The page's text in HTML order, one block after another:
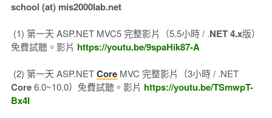
school (at) mis2000lab.net
(1) 第一天 ASP.NET MVC5 完整影片（5.5小時 / .NET 4.x版）
免費試聽。影片 https://youtu.be/9spaHik87-A
(2) 第一天 ASP.NETCoreMVC 完整影片（3小時 / .NET
Core6.0~10.0）免費試聽。影片 https://youtu.be/TSmwpT-
Bx4I